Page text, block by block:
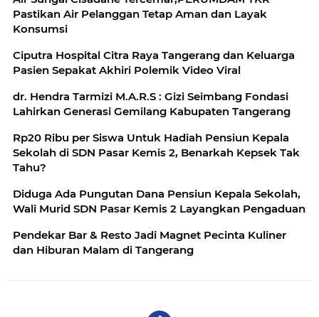
Pastikan Air Pelanggan Tetap Aman dan Layak
Konsumsi
Ciputra Hospital Citra Raya Tangerang dan Keluarga
Pasien Sepakat Akhiri Polemik Video Viral
dr. Hendra Tarmizi M.A.R.S : Gizi Seimbang Fondasi
Lahirkan Generasi Gemilang Kabupaten Tangerang
Rp20 Ribu per Siswa Untuk Hadiah Pensiun Kepala
Sekolah di SDN Pasar Kemis 2, Benarkah Kepsek Tak
Tahu?
Diduga Ada Pungutan Dana Pensiun Kepala Sekolah,
Wali Murid SDN Pasar Kemis 2 Layangkan Pengaduan
Pendekar Bar & Resto Jadi Magnet Pecinta Kuliner
dan Hiburan Malam di Tangerang